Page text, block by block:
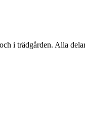
i trädgården. Alla